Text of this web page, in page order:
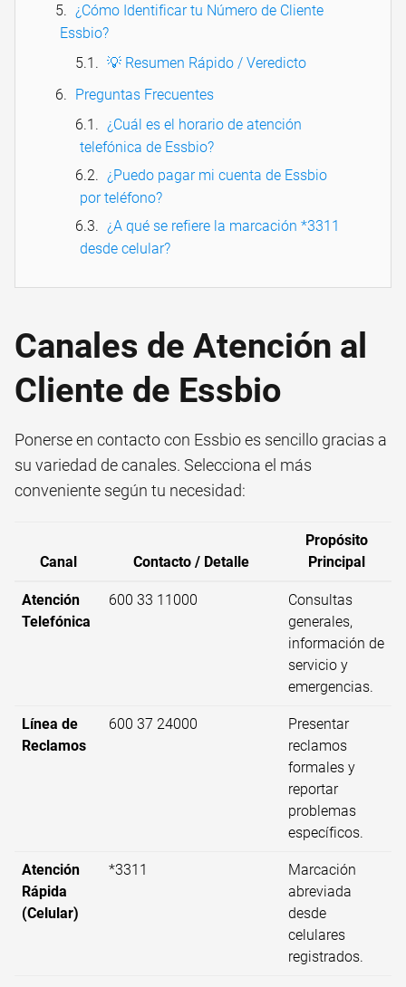
¿Cómo Identificar tu Número de Cliente
Essbio?
💡 Resumen Rápido / Veredicto
Preguntas Frecuentes
¿Cuál es el horario de atención
telefónica de Essbio?
¿Puedo pagar mi cuenta de Essbio
por teléfono?
¿A qué se refiere la marcación *3311
desde celular?
Canales de Atención al
Cliente de Essbio
Ponerse en contacto con Essbio es sencillo gracias a
su variedad de canales. Selecciona el más
conveniente según tu necesidad:
Canal Contacto / Detalle
Propósito
Principal
Atención
Telefónica
600 33 11000
Consultas
generales,
información de
servicio y
emergencias.
Línea de
Reclamos
600 37 24000
Presentar
reclamos
formales y
reportar
problemas
específicos.
Atención
Rápida
(Celular)
*3311
Marcación
abreviada
desde
celulares
registrados.